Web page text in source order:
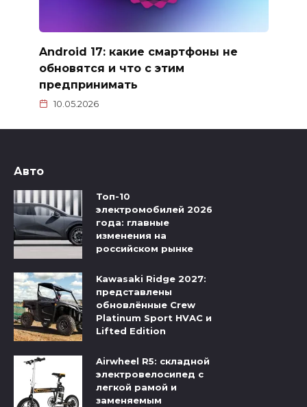
Android 17: какие смартфоны не
обновятся и что с этим
предпринимать
10.05.2026
Авто
Топ-10
электромобилей 2026
года: главные
изменения на
российском рынке
Kawasaki Ridge 2027:
представлены
обновлённые Crew
Platinum Sport HVAC и
Lifted Edition
Airwheel R5: складной
электровелосипед с
легкой рамой и
заменяемым